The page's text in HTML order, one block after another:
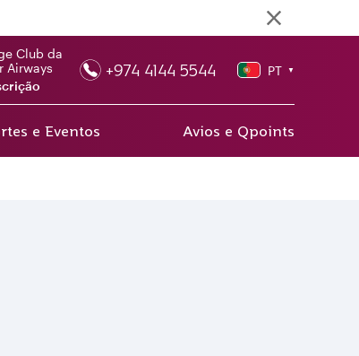
Club da
Airways
+974 4144 5544 PT ▼
e Eventos Avios e Qpoints